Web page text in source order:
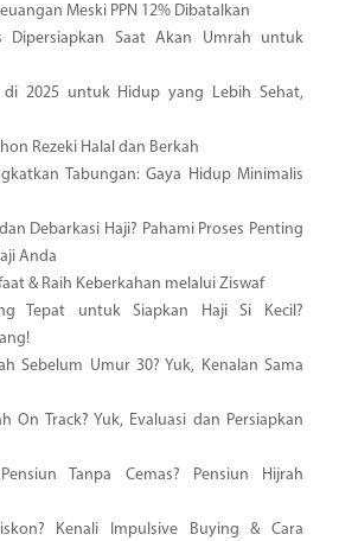
Meski PPN 12% Dibatalkan
Dipersiapkan Saat Akan Umrah untuk
2025 untuk Hidup yang Lebih Sehat,
Rezeki Halal dan Berkah
Tabungan: Gaya Hidup Minimalis
Debarkasi Haji? Pahami Proses Penting
Anda
& Raih Keberkahan melalui Ziswaf
Tepat untuk Siapkan Haji Si Kecil?
Sebelum Umur 30? Yuk, Kenalan Sama
On Track? Yuk, Evaluasi dan Persiapkan
Tanpa Cemas? Pensiun Hijrah
Kenali Impulsive Buying & Cara